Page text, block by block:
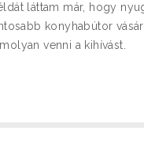
láttam már, hogy
konyhabútor
venni a kihívást.